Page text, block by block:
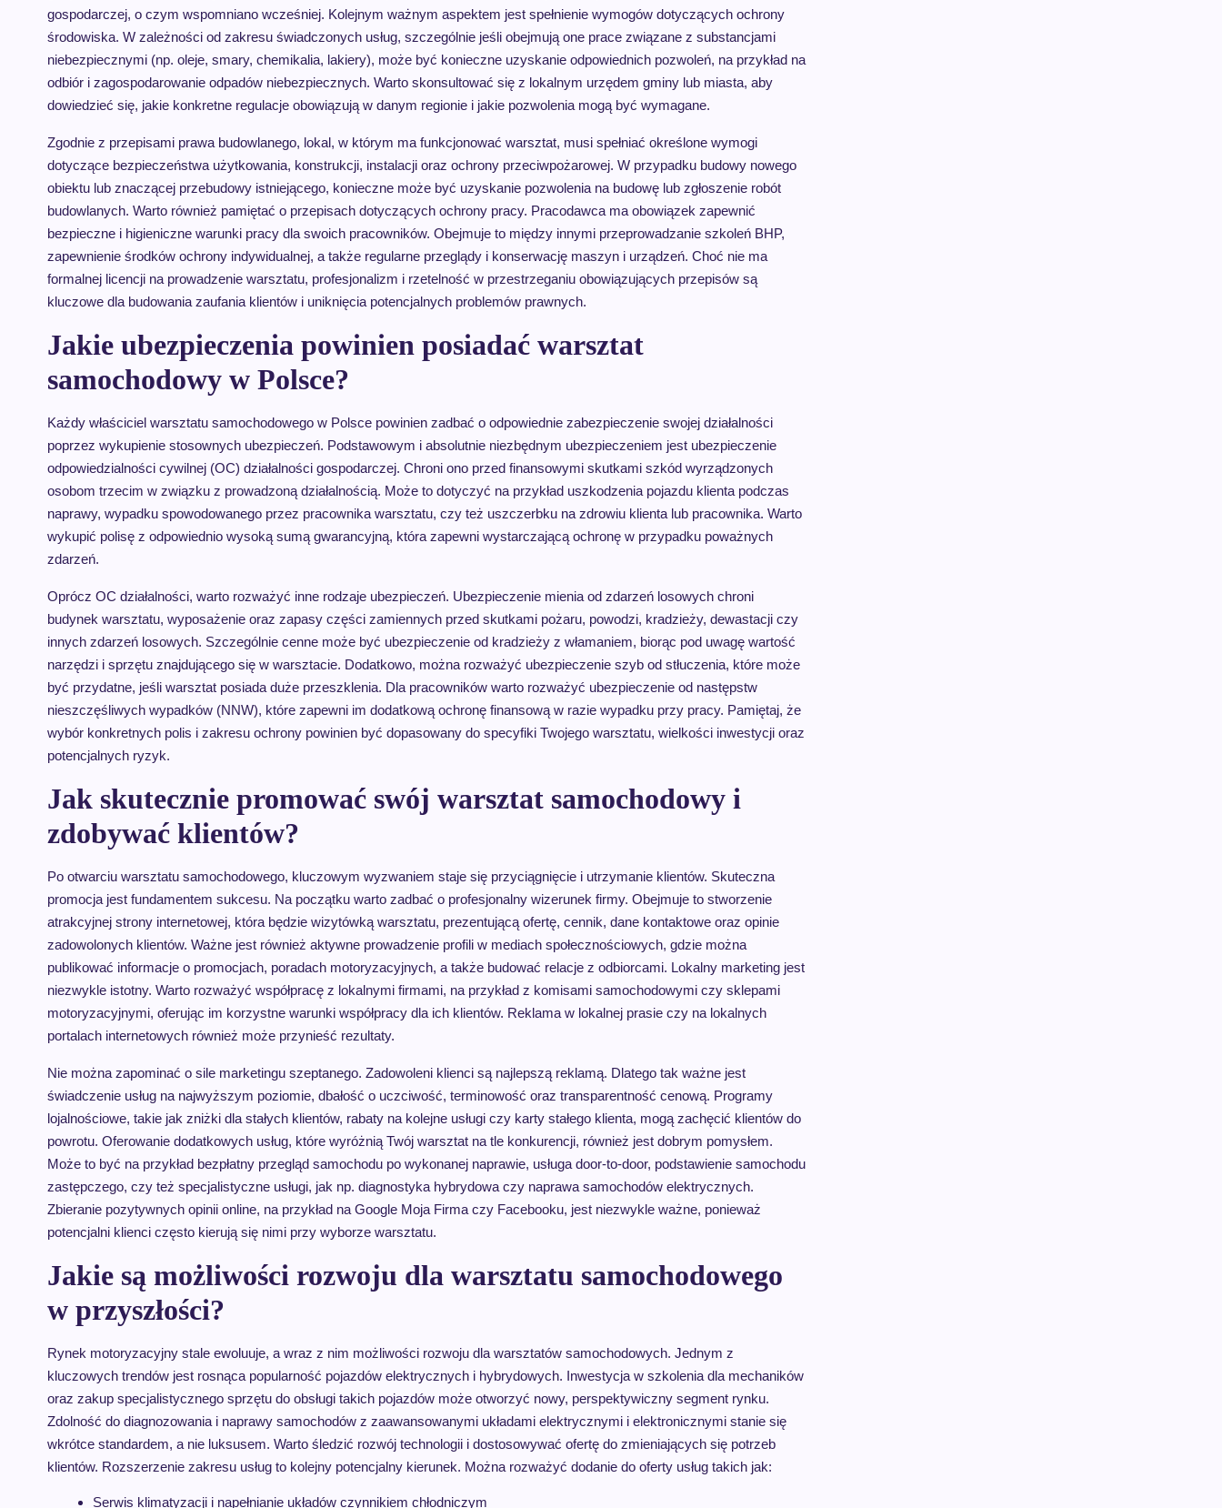
gospodarczej, o czym wspomniano wcześniej. Kolejnym ważnym aspektem jest spełnienie wymogów dotyczących ochrony
środowiska. W zależności od zakresu świadczonych usług, szczególnie jeśli obejmują one prace związane z substancjami
niebezpiecznymi (np. oleje, smary, chemikalia, lakiery), może być konieczne uzyskanie odpowiednich pozwoleń, na przykład na
odbiór i zagospodarowanie odpadów niebezpiecznych. Warto skonsultować się z lokalnym urzędem gminy lub miasta, aby
dowiedzieć się, jakie konkretne regulacje obowiązują w danym regionie i jakie pozwolenia mogą być wymagane.
Zgodnie z przepisami prawa budowlanego, lokal, w którym ma funkcjonować warsztat, musi spełniać określone wymogi
dotyczące bezpieczeństwa użytkowania, konstrukcji, instalacji oraz ochrony przeciwpożarowej. W przypadku budowy nowego
obiektu lub znaczącej przebudowy istniejącego, konieczne może być uzyskanie pozwolenia na budowę lub zgłoszenie robót
budowlanych. Warto również pamiętać o przepisach dotyczących ochrony pracy. Pracodawca ma obowiązek zapewnić
bezpieczne i higieniczne warunki pracy dla swoich pracowników. Obejmuje to między innymi przeprowadzanie szkoleń BHP,
zapewnienie środków ochrony indywidualnej, a także regularne przeglądy i konserwację maszyn i urządzeń. Choć nie ma
formalnej licencji na prowadzenie warsztatu, profesjonalizm i rzetelność w przestrzeganiu obowiązujących przepisów są
kluczowe dla budowania zaufania klientów i uniknięcia potencjalnych problemów prawnych.
Jakie ubezpieczenia powinien posiadać warsztat
samochodowy w Polsce?
Każdy właściciel warsztatu samochodowego w Polsce powinien zadbać o odpowiednie zabezpieczenie swojej działalności
poprzez wykupienie stosownych ubezpieczeń. Podstawowym i absolutnie niezbędnym ubezpieczeniem jest ubezpieczenie
odpowiedzialności cywilnej (OC) działalności gospodarczej. Chroni ono przed finansowymi skutkami szkód wyrządzonych
osobom trzecim w związku z prowadzoną działalnością. Może to dotyczyć na przykład uszkodzenia pojazdu klienta podczas
naprawy, wypadku spowodowanego przez pracownika warsztatu, czy też uszczerbku na zdrowiu klienta lub pracownika. Warto
wykupić polisę z odpowiednio wysoką sumą gwarancyjną, która zapewni wystarczającą ochronę w przypadku poważnych
zdarzeń.
Oprócz OC działalności, warto rozważyć inne rodzaje ubezpieczeń. Ubezpieczenie mienia od zdarzeń losowych chroni
budynek warsztatu, wyposażenie oraz zapasy części zamiennych przed skutkami pożaru, powodzi, kradzieży, dewastacji czy
innych zdarzeń losowych. Szczególnie cenne może być ubezpieczenie od kradzieży z włamaniem, biorąc pod uwagę wartość
narzędzi i sprzętu znajdującego się w warsztacie. Dodatkowo, można rozważyć ubezpieczenie szyb od stłuczenia, które może
być przydatne, jeśli warsztat posiada duże przeszklenia. Dla pracowników warto rozważyć ubezpieczenie od następstw
nieszczęśliwych wypadków (NNW), które zapewni im dodatkową ochronę finansową w razie wypadku przy pracy. Pamiętaj, że
wybór konkretnych polis i zakresu ochrony powinien być dopasowany do specyfiki Twojego warsztatu, wielkości inwestycji oraz
potencjalnych ryzyk.
Jak skutecznie promować swój warsztat samochodowy i
zdobywać klientów?
Po otwarciu warsztatu samochodowego, kluczowym wyzwaniem staje się przyciągnięcie i utrzymanie klientów. Skuteczna
promocja jest fundamentem sukcesu. Na początku warto zadbać o profesjonalny wizerunek firmy. Obejmuje to stworzenie
atrakcyjnej strony internetowej, która będzie wizytówką warsztatu, prezentującą ofertę, cennik, dane kontaktowe oraz opinie
zadowolonych klientów. Ważne jest również aktywne prowadzenie profili w mediach społecznościowych, gdzie można
publikować informacje o promocjach, poradach motoryzacyjnych, a także budować relacje z odbiorcami. Lokalny marketing jest
niezwykle istotny. Warto rozważyć współpracę z lokalnymi firmami, na przykład z komisami samochodowymi czy sklepami
motoryzacyjnymi, oferując im korzystne warunki współpracy dla ich klientów. Reklama w lokalnej prasie czy na lokalnych
portalach internetowych również może przynieść rezultaty.
Nie można zapominać o sile marketingu szeptanego. Zadowoleni klienci są najlepszą reklamą. Dlatego tak ważne jest
świadczenie usług na najwyższym poziomie, dbałość o uczciwość, terminowość oraz transparentność cenową. Programy
lojalnościowe, takie jak zniżki dla stałych klientów, rabaty na kolejne usługi czy karty stałego klienta, mogą zachęcić klientów do
powrotu. Oferowanie dodatkowych usług, które wyróżnią Twój warsztat na tle konkurencji, również jest dobrym pomysłem.
Może to być na przykład bezpłatny przegląd samochodu po wykonanej naprawie, usługa door-to-door, podstawienie samochodu
zastępczego, czy też specjalistyczne usługi, jak np. diagnostyka hybrydowa czy naprawa samochodów elektrycznych.
Zbieranie pozytywnych opinii online, na przykład na Google Moja Firma czy Facebooku, jest niezwykle ważne, ponieważ
potencjalni klienci często kierują się nimi przy wyborze warsztatu.
Jakie są możliwości rozwoju dla warsztatu samochodowego
w przyszłości?
Rynek motoryzacyjny stale ewoluuje, a wraz z nim możliwości rozwoju dla warsztatów samochodowych. Jednym z
kluczowych trendów jest rosnąca popularność pojazdów elektrycznych i hybrydowych. Inwestycja w szkolenia dla mechaników
oraz zakup specjalistycznego sprzętu do obsługi takich pojazdów może otworzyć nowy, perspektywiczny segment rynku.
Zdolność do diagnozowania i naprawy samochodów z zaawansowanymi układami elektrycznymi i elektronicznymi stanie się
wkrótce standardem, a nie luksusem. Warto śledzić rozwój technologii i dostosowywać ofertę do zmieniających się potrzeb
klientów. Rozszerzenie zakresu usług to kolejny potencjalny kierunek. Można rozważyć dodanie do oferty usług takich jak:
Serwis klimatyzacji i napełnianie układów czynnikiem chłodniczym